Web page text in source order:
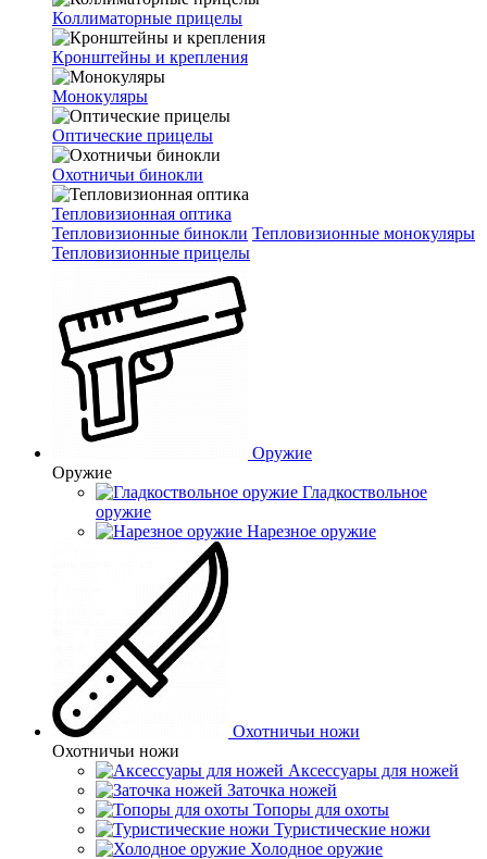
Коллиматорные прицелы
Кронштейны и крепления
Монокуляры
Оптические прицелы
Охотничьи бинокли
Тепловизионная оптика
Тепловизионные бинокли Тепловизионные монокуляры
Тепловизионные прицелы
Оружие
Оружие
Гладкоствольное
оружие
Нарезное оружие
Охотничьи ножи
Охотничьи ножи
Аксессуары для ножей
Заточка ножей
Топоры для охоты
Туристические ножи
Холодное оружие